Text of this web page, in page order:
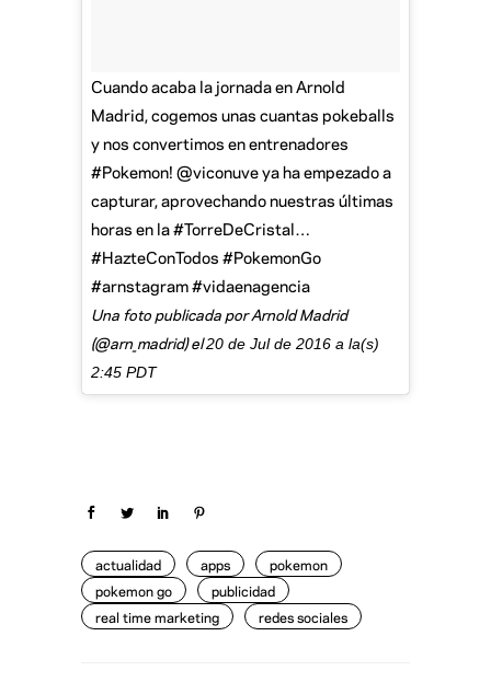
Cuando acaba la jornada en Arnold
Madrid, cogemos unas cuantas pokeballs
y nos convertimos en entrenadores
#Pokemon! @viconuve ya ha empezado a
capturar, aprovechando nuestras últimas
horas en la #TorreDeCristal…
#HazteConTodos #PokemonGo
#arnstagram #vidaenagencia
Una foto publicada por Arnold Madrid
(@arn_madrid) el20 de Jul de 2016 a la(s)
2:45 PDT
actualidad apps
pokemon
pokemon go
publicidad
real time marketing
redes sociales